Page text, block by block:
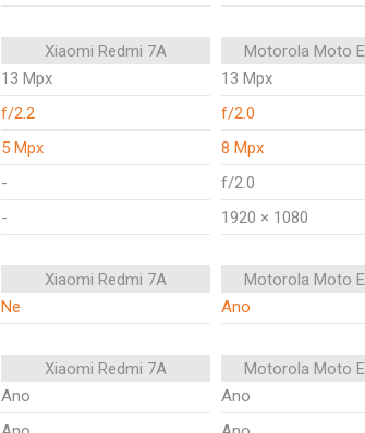
Xiaomi Redmi 7A
Motorola Moto
13 Mpx
13 Mpx
f/2.2
f/2.0
5 Mpx
8 Mpx
-
f/2.0
- 1920 × 1080
Xiaomi Redmi 7A
Motorola Moto
Ne Ano
Xiaomi Redmi 7A
Motorola Moto
Ano
Ano